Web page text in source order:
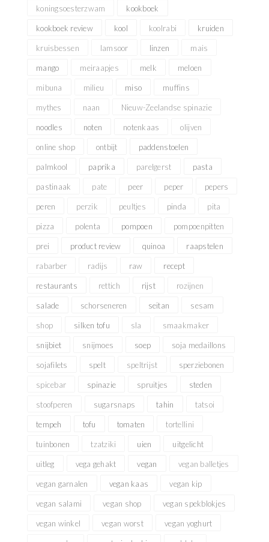
koningsoesterzwam kookboek
kookboek review kool koolrabi kruiden
kruisbessen lamsoor linzen mais
mango meiraapjes melk meloen
mibuna milieu miso muffins
mythes naan Nieuw-Zeelandse spinazie
noodles noten notenkaas olijven
online shop ontbijt paddenstoelen
palmkool paprika parelgerst pasta
pastinaak pate peer peper pepers
peren perzik peultjes pinda pita
pizza polenta pompoen pompoenpitten
prei product review quinoa raapstelen
rabarber radijs raw recept
restaurants rettich rijst rozijnen
salade schorseneren seitan sesam
shop silken tofu sla smaakmaker
snijbiet snijmoes soep soja medaillons
sojafilets spelt speltrijst sperziebonen
spicebar spinazie spruitjes steden
stoofperen sugarsnaps tahin tatsoi
tempeh tofu tomaten tortellini
tuinbonen tzatziki uien uitgelicht
uitleg vega gehakt vegan vegan balletjes
vegan garnalen vegan kaas vegan kip
vegan salami vegan shop vegan spekblokjes
vegan winkel vegan worst vegan yoghurt